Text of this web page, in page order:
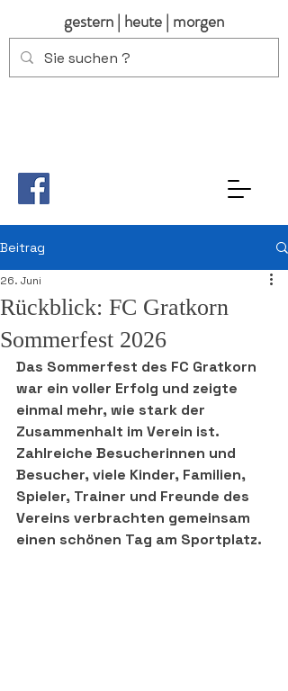
gestern | heute | morgen
Beitrag
Rückblick: FC Gratkorn
Sommerfest 2026
26. Juni
Das Sommerfest des FC Gratkorn
war ein voller Erfolg und zeigte
einmal mehr, wie stark der
Zusammenhalt im Verein ist.
Zahlreiche Besucherinnen und
Besucher, viele Kinder, Familien,
Spieler, Trainer und Freunde des
Vereins verbrachten gemeinsam
einen schönen Tag am Sportplatz.